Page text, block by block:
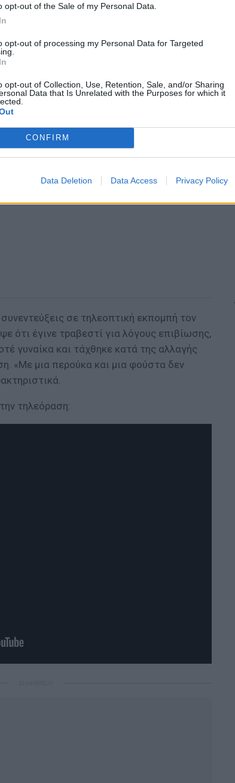
opt-out of the Sale of my Personal Data.
opt-out of processing my Personal Data for Targeted
opt-out of Collection, Use, Retention, Sale, and/or Sharing
Data that Is Unrelated with the Purposes for which it
CONFIRM
Data Deletion Data Access Privacy Policy
τα ζώα ποτέ», συνήθιζε να λέει.
σε τηλεοπτική εκπομπή τον
ότι έγινε τpαβεστί για λόγους επιβίωσης,
γυναίκα και τάχθηκε κατά της αλλαγής
«Με μια περούκα και μια φούστα δεν
τηλεόραση: